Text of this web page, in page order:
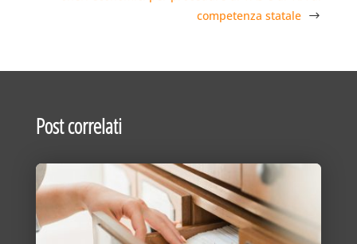
competenza statale
Post correlati